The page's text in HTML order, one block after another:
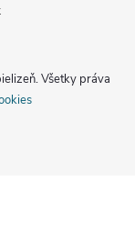
. Všetky práva